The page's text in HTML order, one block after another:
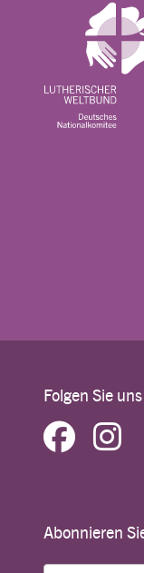
Folgen Sie uns
Abonnieren